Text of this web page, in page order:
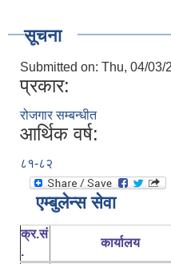
सूचना
Submitted on: Thu, 04/03/
प्रकार:
रोजगार सम्बन्धीत
आर्थिक वर्ष:
८१-८२
एम्बुलेन्स सेवा
क्र.सं
.
कार्यालय